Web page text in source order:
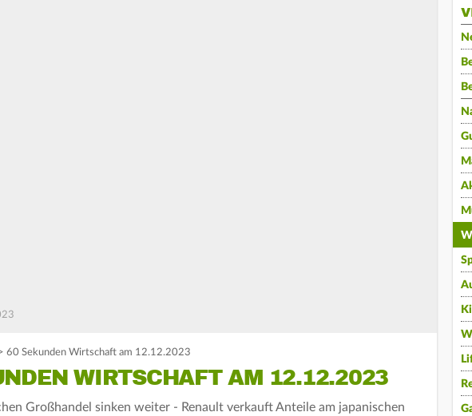
60 Sekunden Wirtschaft am 12.12.2023
WIRTSCHAFT AM 12.12.2023
Großhandel sinken weiter - Renault verkauft Anteile am japanischen